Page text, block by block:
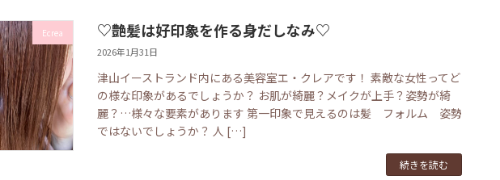
Ecrea ♡艶髪は好印象を作る身だしなみ♡
2026年1月31日
津山イーストランド内にある美容室エ・クレアです！ 素敵な女性ってど
の様な印象があるでしょうか？ お肌が綺麗？メイクが上手？姿勢が綺
麗？…様々な要素があります 第一印象で見えるのは髪 フォルム 姿勢
ではないでしょうか？ 人 […]
続きを読む